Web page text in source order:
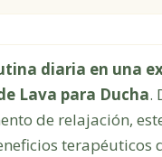
diaria en una
Lava para Ducha.
de relajación,
terapéuticos